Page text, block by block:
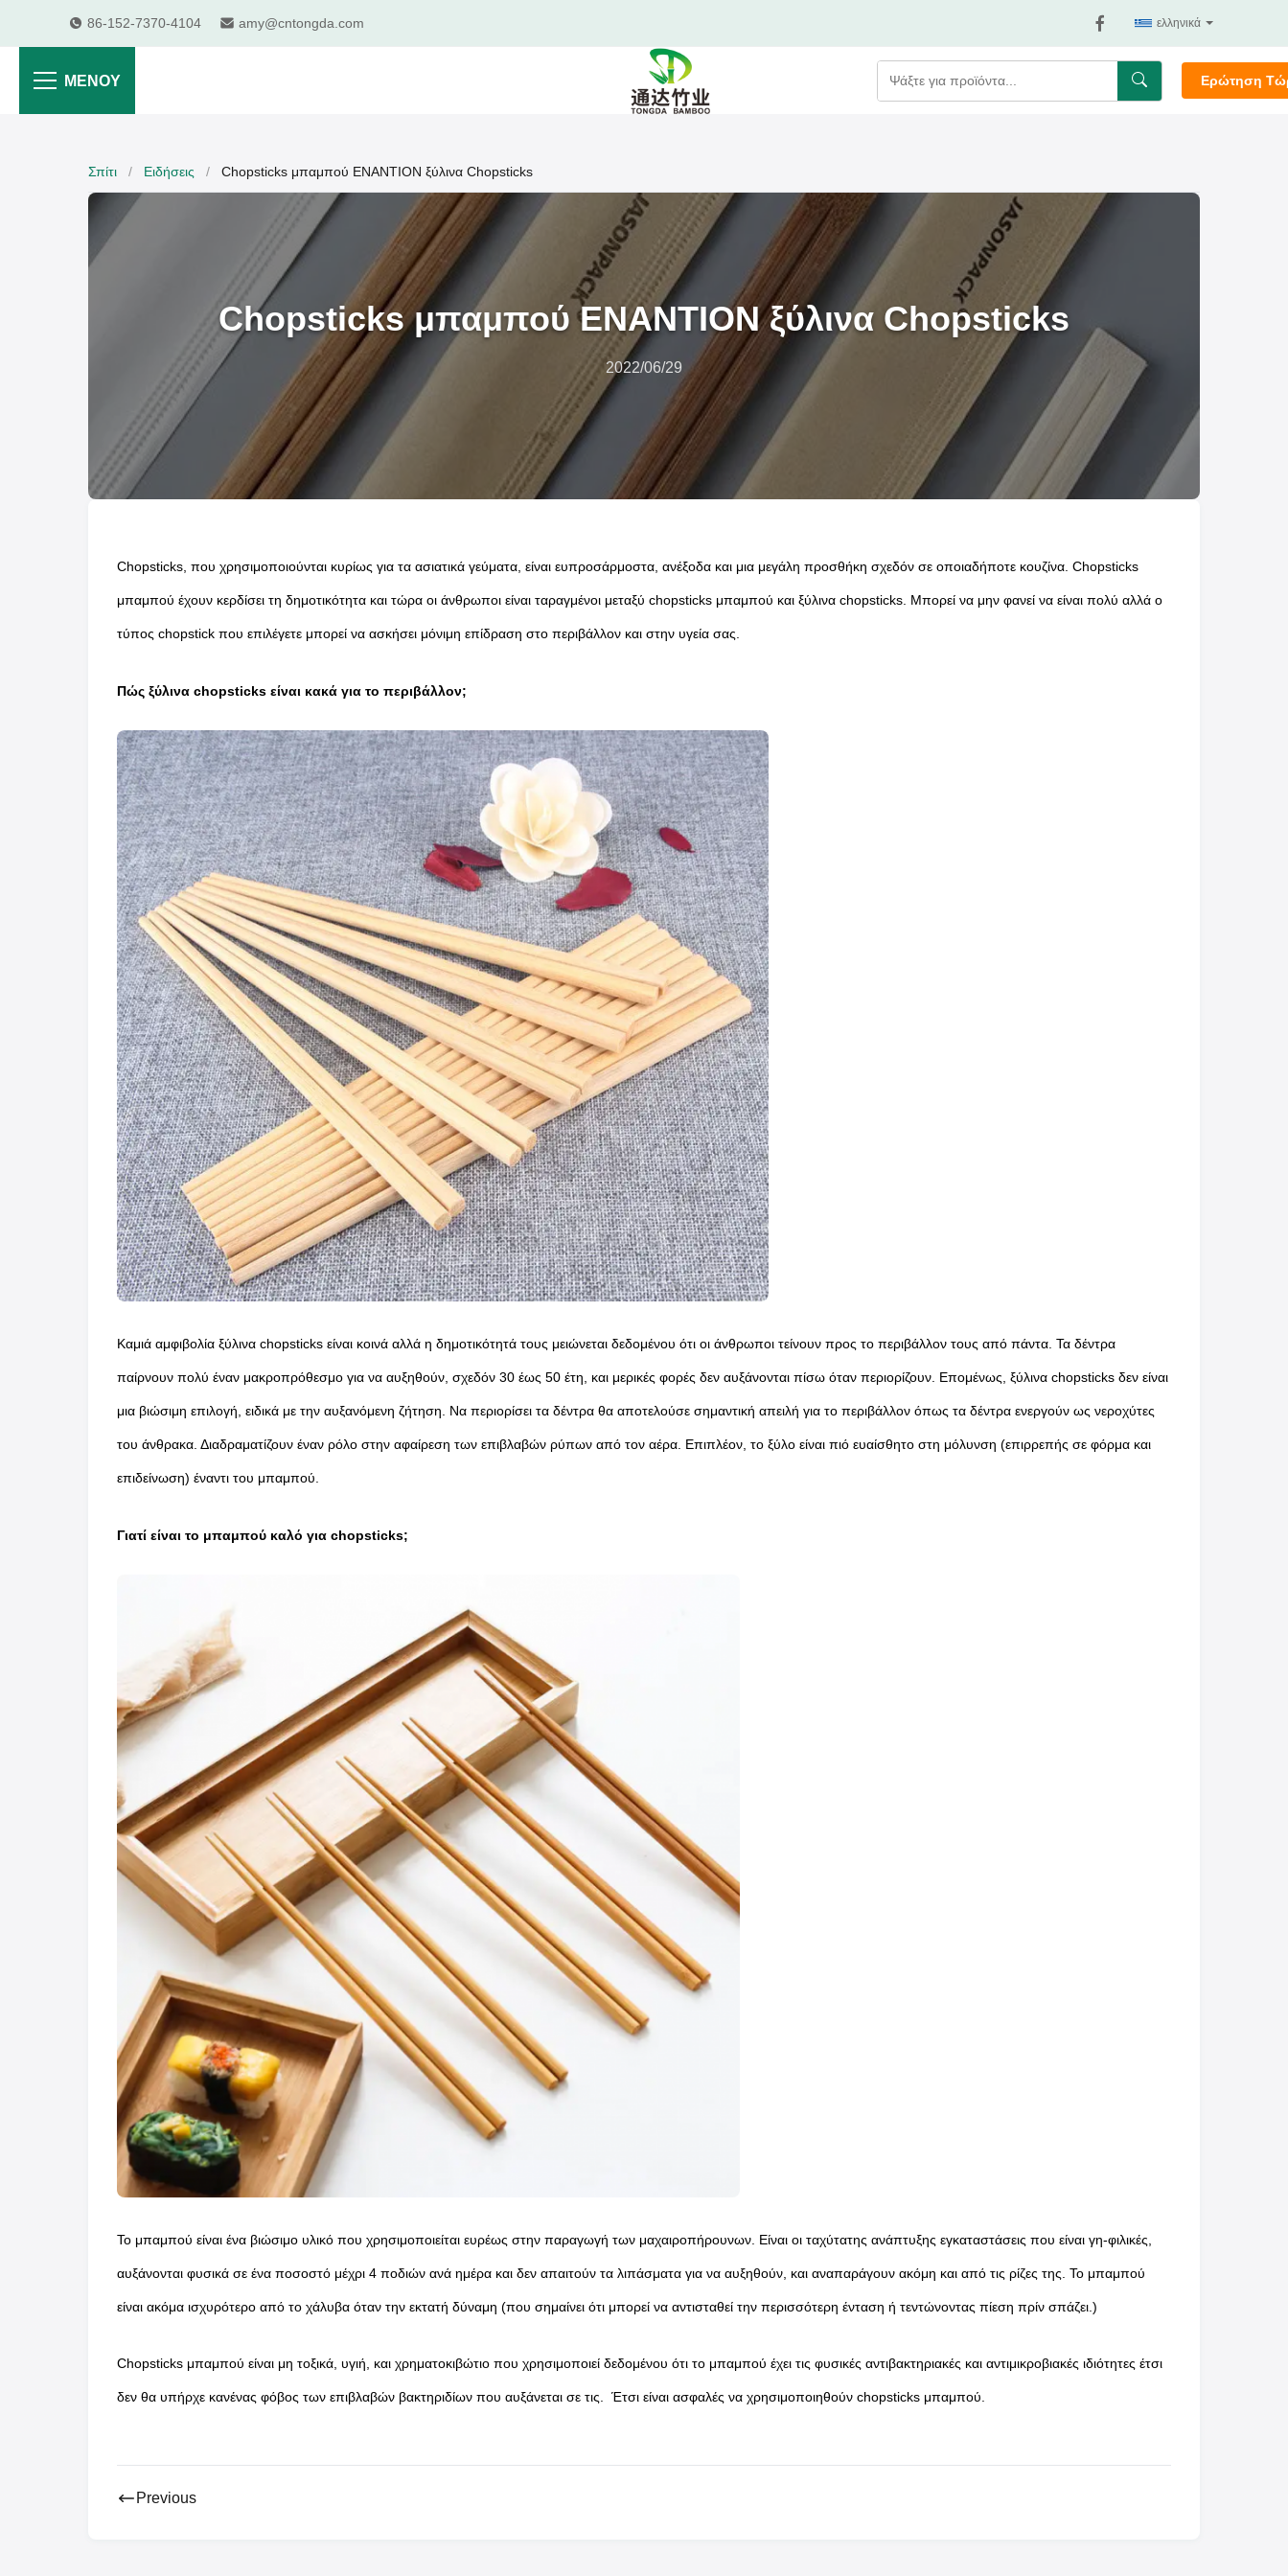
86-152-7370-4104 amy@cntongda.com ελληνικά
ΜΕΝΟΎ Ερώτηση
Σπίτι / Ειδήσεις / Chopsticks μπαμπού ΕΝΑΝΤΙΟΝ ξύλινα Chopsticks
Chopsticks μπαμπού ΕΝΑΝΤΙΟΝ ξύλινα Chopsticks
2022/06/29
Chopsticks, που χρησιμοποιούνται κυρίως για τα ασιατικά γεύματα, είναι ευπροσάρμοστα, ανέξοδα και μια μεγάλη προσθήκη σχεδόν σε οποιαδήποτε κουζίνα. Chopsticks
μπαμπού έχουν κερδίσει τη δημοτικότητα και τώρα οι άνθρωποι είναι ταραγμένοι μεταξύ chopsticks μπαμπού και ξύλινα chopsticks. Μπορεί να μην φανεί να είναι πολύ αλλά ο
τύπος chopstick που επιλέγετε μπορεί να ασκήσει μόνιμη επίδραση στο περιβάλλον και στην υγεία σας.
Πώς ξύλινα chopsticks είναι κακά για το περιβάλλον;
Καμιά αμφιβολία ξύλινα chopsticks είναι κοινά αλλά η δημοτικότητά τους μειώνεται δεδομένου ότι οι άνθρωποι τείνουν προς το περιβάλλον τους από πάντα. Τα δέντρα
παίρνουν πολύ έναν μακροπρόθεσμο για να αυξηθούν, σχεδόν 30 έως 50 έτη, και μερικές φορές δεν αυξάνονται πίσω όταν περιορίζουν. Επομένως, ξύλινα chopsticks δεν είναι
μια βιώσιμη επιλογή, ειδικά με την αυξανόμενη ζήτηση. Να περιορίσει τα δέντρα θα αποτελούσε σημαντική απειλή για το περιβάλλον όπως τα δέντρα ενεργούν ως νεροχύτες
του άνθρακα. Διαδραματίζουν έναν ρόλο στην αφαίρεση των επιβλαβών ρύπων από τον αέρα. Επιπλέον, το ξύλο είναι πιό ευαίσθητο στη μόλυνση (επιρρεπής σε φόρμα και
επιδείνωση) έναντι του μπαμπού.
Γιατί είναι το μπαμπού καλό για chopsticks;
Το μπαμπού είναι ένα βιώσιμο υλικό που χρησιμοποιείται ευρέως στην παραγωγή των μαχαιροπήρουνων. Είναι οι ταχύτατης ανάπτυξης εγκαταστάσεις που είναι γη-φιλικές,
αυξάνονται φυσικά σε ένα ποσοστό μέχρι 4 ποδιών ανά ημέρα και δεν απαιτούν τα λιπάσματα για να αυξηθούν, και αναπαράγουν ακόμη και από τις ρίζες της. Το μπαμπού
είναι ακόμα ισχυρότερο από το χάλυβα όταν την εκτατή δύναμη (που σημαίνει ότι μπορεί να αντισταθεί την περισσότερη ένταση ή τεντώνοντας πίεση πρίν σπάζει.)
Chopsticks μπαμπού είναι μη τοξικά, υγιή, και χρηματοκιβώτιο που χρησιμοποιεί δεδομένου ότι το μπαμπού έχει τις φυσικές αντιβακτηριακές και αντιμικροβιακές ιδιότητες έτσι
δεν θα υπήρχε κανένας φόβος των επιβλαβών βακτηριδίων που αυξάνεται σε τις. Έτσι είναι ασφαλές να χρησιμοποιηθούν chopsticks μπαμπού.
Previous